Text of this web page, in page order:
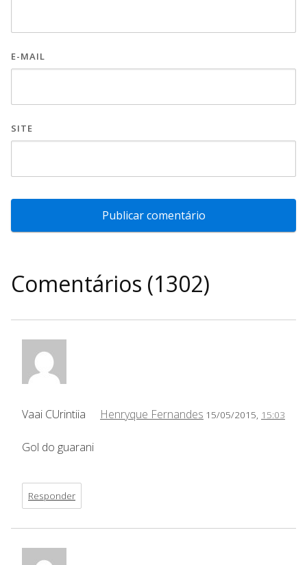
E-MAIL
SITE
Comentários (1302)
Henryque Fernandes 15/05/2015, 15:03
Vaai CUrintiia
Gol do guarani
Responder